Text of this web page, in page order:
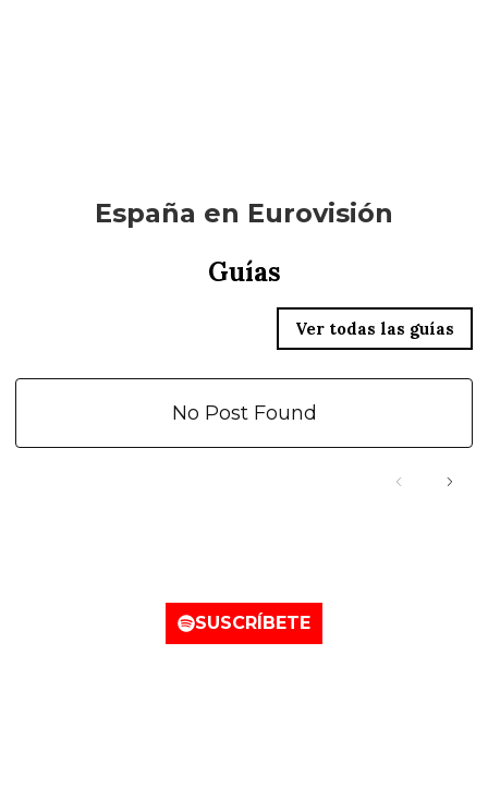
España en Eurovisión
Guías
Ver todas las guías
No Post Found
SUSCRÍBETE